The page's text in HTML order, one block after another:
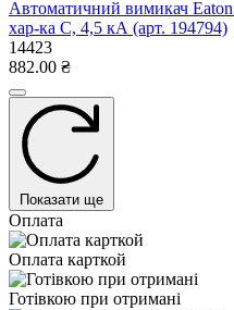
Автоматичний вимикач
хар-ка C, 4,5 кА (арт. 194794)
14423
882.00 ₴
Показати ще
Оплата
Оплата карткой
Готівкою при отримані